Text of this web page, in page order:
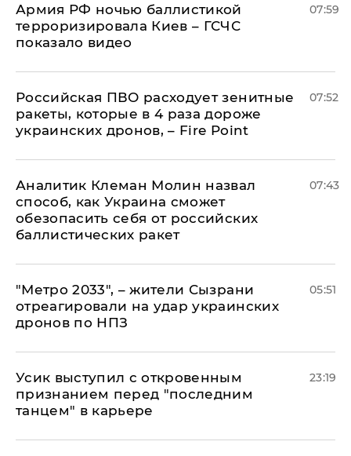
Армия РФ ночью баллистикой
терроризировала Киев – ГСЧС
показало видео
07:59
Российская ПВО расходует зенитные
ракеты, которые в 4 раза дороже
украинских дронов, – Fire Point
07:52
Аналитик Клеман Молин назвал
способ, как Украина сможет
обезопасить себя от российских
баллистических ракет
07:43
"Метро 2033", – жители Сызрани
отреагировали на удар украинских
дронов по НПЗ
05:51
Усик выступил с откровенным
признанием перед "последним
танцем" в карьере
23:19